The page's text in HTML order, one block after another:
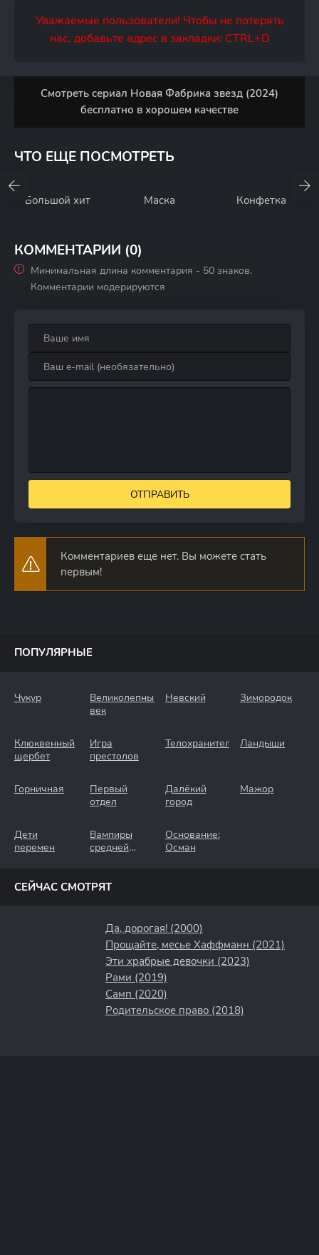
Уважаемые пользователи! Чтобы не потерять
нас, добавьте адрес в закладки: CTRL+D
Смотреть сериал Новая Фабрика звезд (2024)
бесплатно в хорошем качестве
ЧТО ЕЩЕ ПОСМОТРЕТЬ
Большой хит Маска Конфетка
КОММЕНТАРИИ (0)
Минимальная длина комментария - 50 знаков.
Комментарии модерируются
ОТПРАВИТЬ
Комментариев еще нет. Вы можете стать
первым!
ПОПУЛЯРНЫЕ
Чукур
Великолепный
век
Невский Зимородок
Клюквенный
щербет
Игра
престолов
Телохранители Ландыши
Горничная
Первый
отдел
Далёкий
город
Мажор
Дети
перемен
Вампиры
средней
Основание:
Осман
СЕЙЧАС СМОТРЯТ
Да, дорогая! (2000)
Прощайте, месье Хаффманн (2021)
Эти храбрые девочки (2023)
Рами (2019)
Самп (2020)
Родительское право (2018)